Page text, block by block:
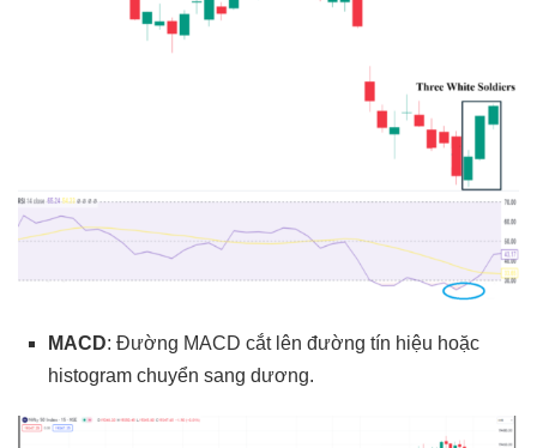
MACD: Đường MACD cắt lên đường tín hiệu hoặc
histogram chuyển sang dương.